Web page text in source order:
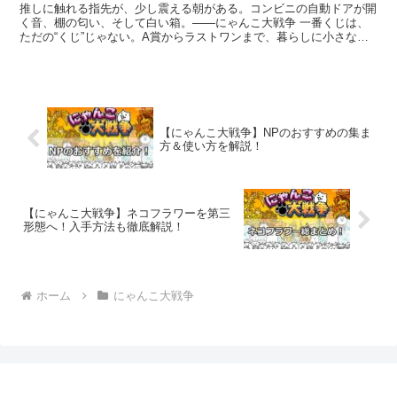
推しに触れる指先が、少し震える朝がある。コンビニの自動ドアが開
く音、棚の匂い、そして白い箱。――にゃんこ大戦争 一番くじは、
ただの“くじ”じゃない。A賞からラストワンまで、暮らしに小さな歓
【にゃんこ大戦争】NPのおすすめの集ま
方＆使い方を解説！
【にゃんこ大戦争】ネコフラワーを第三
形態へ！入手方法も徹底解説！
ホーム にゃんこ大戦争